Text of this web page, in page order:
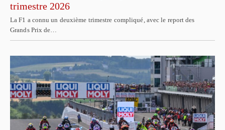
trimestre 2026
La F1 a connu un deuxième trimestre compliqué, avec le report des
Grands Prix de…